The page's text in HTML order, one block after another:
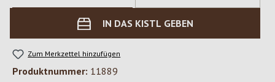
IN DAS KISTL GEBEN
Zum Merkzettel hinzufügen
Produktnummer: 11889